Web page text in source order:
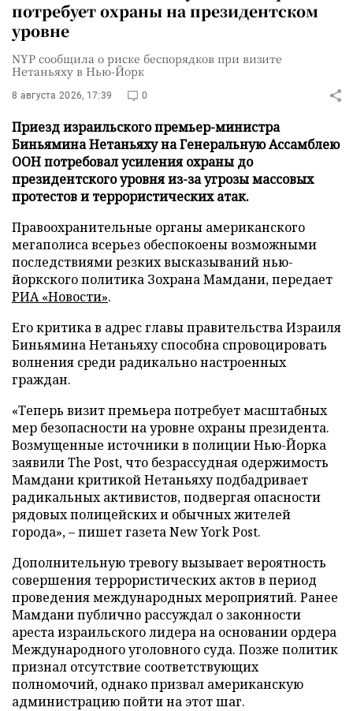
потребует охраны на президентском
уровне
NYP сообщила о риске беспорядков при визите
Нетаньяху в Нью-Йорк
8 августа 2026, 17:39 0
Приезд израильского премьер-министра
Биньямина Нетаньяху на Генеральную Ассамблею
ООН потребовал усиления охраны до
президентского уровня из-за угрозы массовых
протестов и террористических атак.
Правоохранительные органы американского
мегаполиса всерьез обеспокоены возможными
последствиями резких высказываний нью-
йоркского политика Зохрана Мамдани, передает
РИА «Новости».
Его критика в адрес главы правительства Израиля
Биньямина Нетаньяху способна спровоцировать
волнения среди радикально настроенных
граждан.
«Теперь визит премьера потребует масштабных
мер безопасности на уровне охраны президента.
Возмущенные источники в полиции Нью-Йорка
заявили The Post, что безрассудная одержимость
Мамдани критикой Нетаньяху подбадривает
радикальных активистов, подвергая опасности
рядовых полицейских и обычных жителей
города», – пишет газета New York Post.
Дополнительную тревогу вызывает вероятность
совершения террористических актов в период
проведения международных мероприятий. Ранее
Мамдани публично рассуждал о законности
ареста израильского лидера на основании ордера
Международного уголовного суда. Позже политик
признал отсутствие соответствующих
полномочий, однако призвал американскую
администрацию пойти на этот шаг.